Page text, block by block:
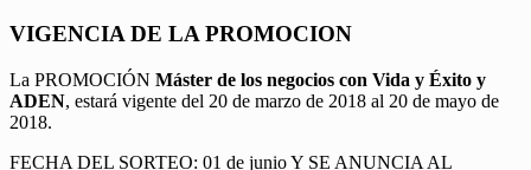
VIGENCIA DE LA PROMOCION
La PROMOCIÓN Máster de los negocios con Vida y Éxito y
ADEN, estará vigente del 20 de marzo de 2018 al 20 de mayo de
2018.
FECHA DEL SORTEO: 01 de junio Y SE ANUNCIA AL